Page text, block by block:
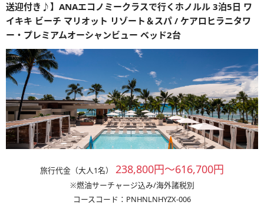
送迎付き♪】ANAエコノミークラスで行くホノルル 3泊5日 ワ
イキキ ビーチ マリオット リゾート＆スパ / ケアロヒラニタワ
ー・プレミアムオーシャンビュー ベッド2台
旅行代金（大人1名） 238,800円～616,700円
※燃油サーチャージ込み/海外諸税別
コースコード：PNHNLNHYZX-006